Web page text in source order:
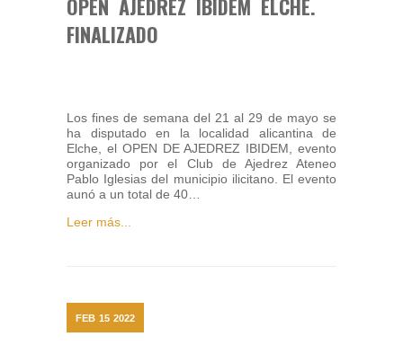
OPEN AJEDREZ IBIDEM ELCHE.
FINALIZADO
Los fines de semana del 21 al 29 de mayo se
ha disputado en la localidad alicantina de
Elche, el OPEN DE AJEDREZ IBIDEM, evento
organizado por el Club de Ajedrez Ateneo
Pablo Iglesias del municipio ilicitano. El evento
aunó a un total de 40…
Leer más...
FEB 15 2022